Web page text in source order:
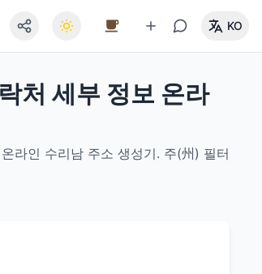
KO
처 세부 정보 온라
라인 수리남 주소 생성기. 주(州) 필터